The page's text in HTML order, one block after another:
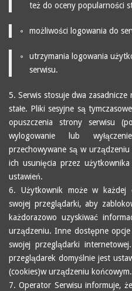
też do oceny popularności
możliwości logowania do
utrzymania logowania
serwisu.
5. Serwis stosuje dwa
stałe. Pliki sesyjne są
opuszczenia strony serwisu
wylogowanie lub
przechowywane są w
ich usunięcia przez
ustawień.
6. Użytkownik może w każdej
swojej przeglądarki, aby
każdorazowo uzyskiwać
urządzeniu. Inne dostępne
swojej przeglądarki
przeglądarek domyślnie jest
(cookies)w urządzeniu końcowym.
7. Operator Serwisu informuje,